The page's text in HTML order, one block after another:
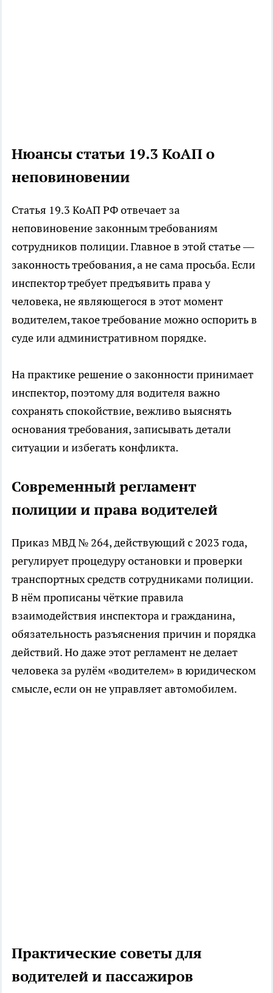
Нюансы статьи 19.3 КоАП о
неповиновении
Статья 19.3 КоАП РФ отвечает за
неповиновение законным требованиям
сотрудников полиции. Главное в этой статье —
законность требования, а не сама просьба. Если
инспектор требует предъявить права у
человека, не являющегося в этот момент
водителем, такое требование можно оспорить в
суде или административном порядке.
На практике решение о законности принимает
инспектор, поэтому для водителя важно
сохранять спокойствие, вежливо выяснять
основания требования, записывать детали
ситуации и избегать конфликта.
Современный регламент
полиции и права водителей
Приказ МВД № 264, действующий с 2023 года,
регулирует процедуру остановки и проверки
транспортных средств сотрудниками полиции.
В нём прописаны чёткие правила
взаимодействия инспектора и гражданина,
обязательность разъяснения причин и порядка
действий. Но даже этот регламент не делает
человека за рулём «водителем» в юридическом
смысле, если он не управляет автомобилем.
Практические советы для
водителей и пассажиров